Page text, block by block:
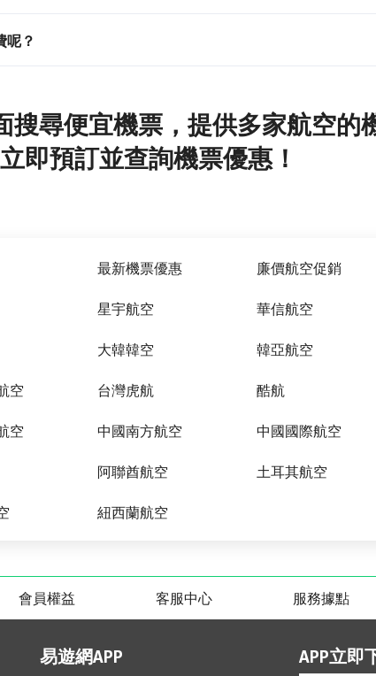
呢？
搜尋便宜機票，提供多家航空的
即預訂並查詢機票優惠！
最新機票優惠 廉價航空促銷
星宇航空 華信航空
大韓韓空 韓亞航空
空 台灣虎航 酷航
空 中國南方航空 中國國際航空
阿聯酋航空 土耳其航空
紐西蘭航空
會員權益 客服中心 服務據點
易遊網APP APP立即